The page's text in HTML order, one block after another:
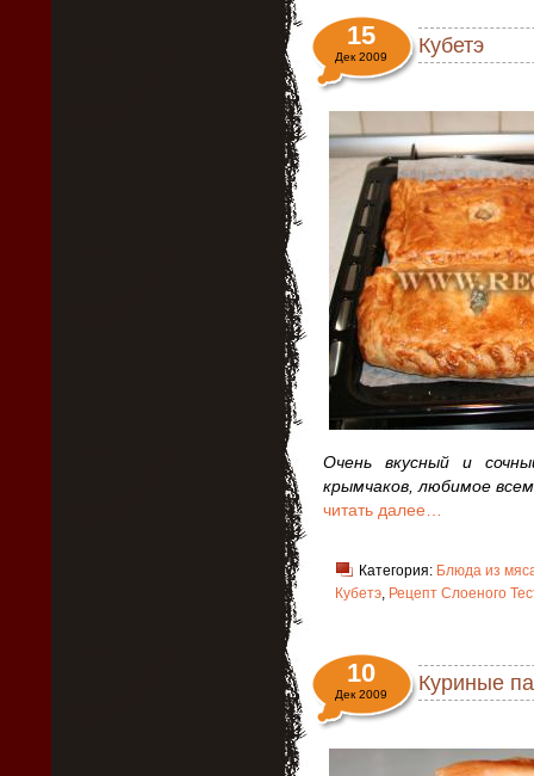
Кубетэ
15
Дек 2009
Очень вкусный и
крымчаков, любимое
читать далее…
Категория: Блюда из
Кубетэ, Рецепт Слоеного
Куриные
10
Дек 2009